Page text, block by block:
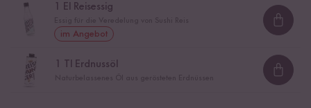
El Reisessig
im Angebot
Tl Erdnussöl